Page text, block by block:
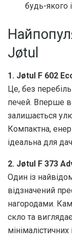
будь-якого
Jøtul
1. Jøtul F 602
Це, без
печей. Вперше
залишається
Компактна,
ідеальна для
2. Jøtul F 373
Один із
відзначений
нагородами.
скло та
мінімалістичних